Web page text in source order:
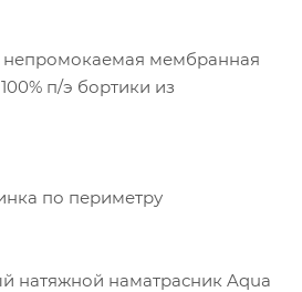
непромокаемая мембранная
п/э бортики из
по периметру
натяжной наматрасник Aqua